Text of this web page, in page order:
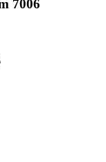
7006